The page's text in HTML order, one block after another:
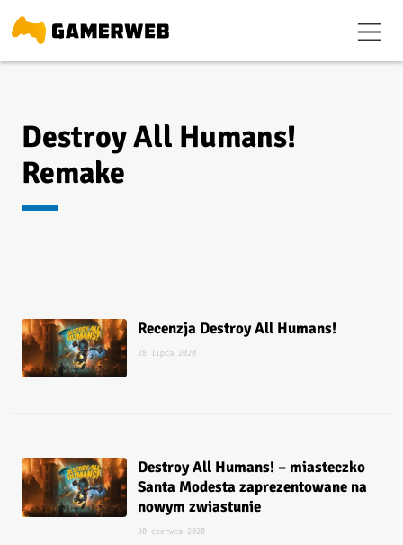
Destroy All Humans!
Remake
Recenzja Destroy All Humans!
28 lipca 2020
Destroy All Humans! – miasteczko
Santa Modesta zaprezentowane na
nowym zwiastunie
30 czerwca 2020